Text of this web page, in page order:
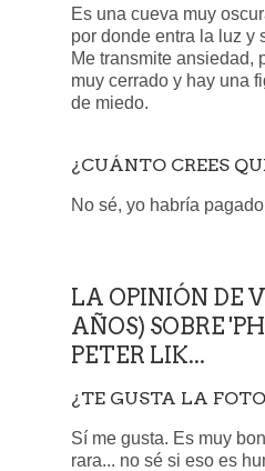
Es una cueva muy
por donde entra la luz y
Me transmite ansiedad,
muy cerrado y hay una
de miedo.
¿CUÁNTO CREES
No sé, yo habría
LA OPINIÓN DE
AÑOS) SOBRE
PETER LIK...
¿TE GUSTA LA
Sí me gusta. Es muy
rara... no sé si eso es